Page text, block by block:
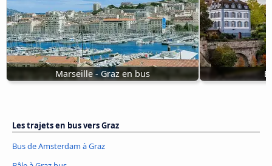
Marseille - Graz en bus
Les trajets en bus vers Graz
Bus de Amsterdam à Graz